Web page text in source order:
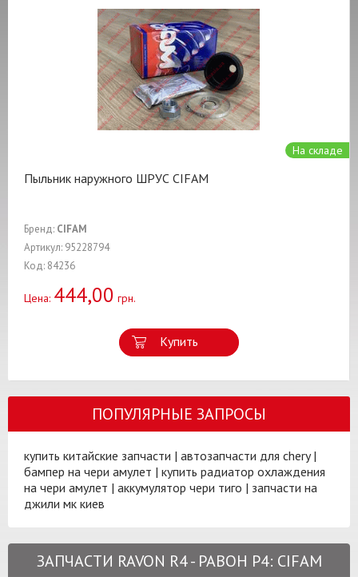
На складе
Пыльник наружного ШРУС CIFAM
Бренд: CIFAM
Артикул: 95228794
Код: 84236
Цена: 444,00 грн.
Купить
ПОПУЛЯРНЫЕ ЗАПРОСЫ
купить китайские запчасти | автозапчасти для chery|
бампер на чери амулет | купить радиатор охлаждения
на чери амулет | аккумулятор чери тиго | запчасти на
джили мк киев
ЗАПЧАСТИ RAVON R4 - РАВОН Р4: CIFAM